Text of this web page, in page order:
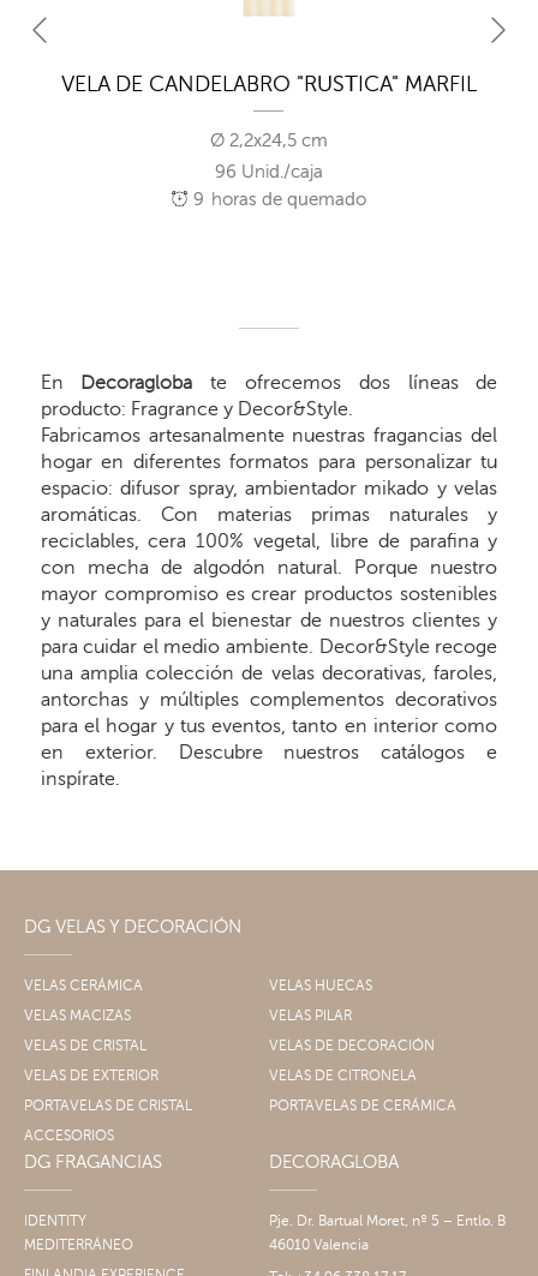
VELA DE CANDELABRO "RUSTICA" MARFIL
Ø 2,2x24,5 cm
96 Unid./caja
9 horas de quemado
En Decoragloba te ofrecemos dos líneas de
producto: Fragrance y Decor&Style.
Fabricamos artesanalmente nuestras fragancias del
hogar en diferentes formatos para personalizar tu
espacio: difusor spray, ambientador mikado y velas
aromáticas. Con materias primas naturales y
reciclables, cera 100% vegetal, libre de parafina y
con mecha de algodón natural. Porque nuestro
mayor compromiso es crear productos sostenibles
y naturales para el bienestar de nuestros clientes y
para cuidar el medio ambiente. Decor&Style recoge
una amplia colección de velas decorativas, faroles,
antorchas y múltiples complementos decorativos
para el hogar y tus eventos, tanto en interior como
en exterior. Descubre nuestros catálogos e
inspírate.
DG VELAS Y DECORACIÓN
VELAS CERÁMICA
VELAS HUECAS
VELAS MACIZAS
VELAS PILAR
VELAS DE CRISTAL
VELAS DE DECORACIÓN
VELAS DE EXTERIOR
VELAS DE CITRONELA
PORTAVELAS DE CRISTAL
PORTAVELAS DE CERÁMICA
ACCESORIOS
DG FRAGANCIAS
IDENTITY
MEDITERRÁNEO
DECORAGLOBA
Pje. Dr. Bartual Moret, nº 5 – Entlo. B
46010 Valencia